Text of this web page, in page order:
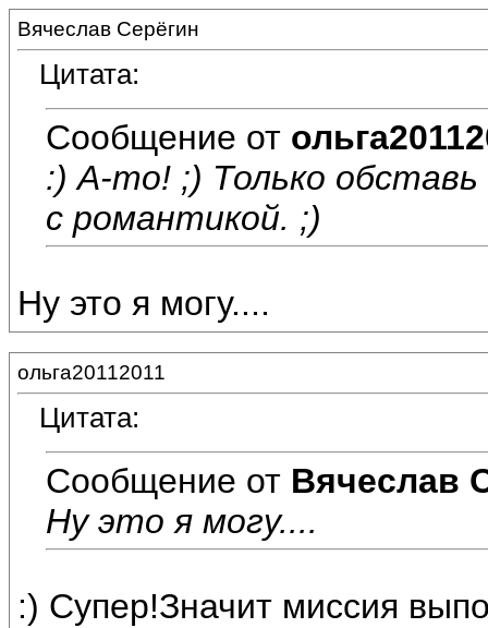
Вячеслав Серёгин
Цитата:
Сообщение от
:) А-то! ;) Только обставь
с романтикой. ;)
Ну это я могу....
ольга20112011
Цитата:
Сообщение от Вячеслав
Ну это я могу....
:) Супер!Значит миссия